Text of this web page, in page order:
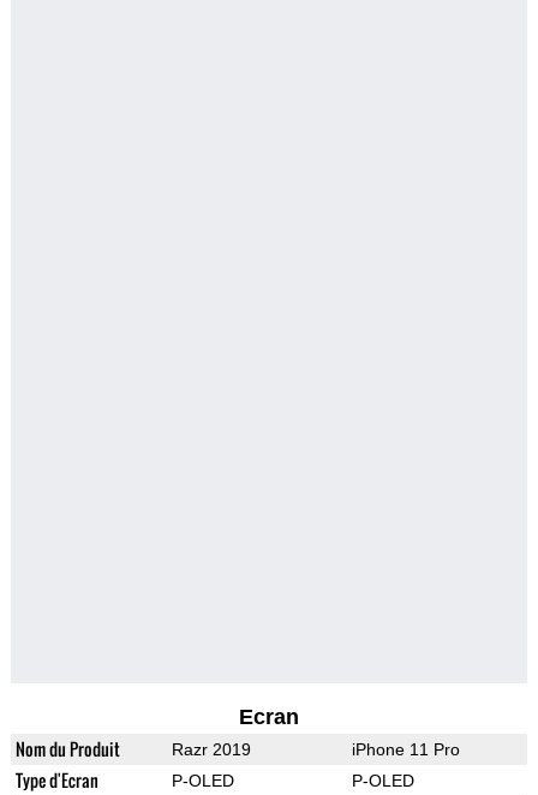
Ecran
Nom du Produit Razr 2019 iPhone 11 Pro
Type d'Ecran P-OLED P-OLED